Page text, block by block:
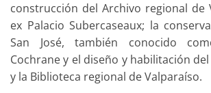
construcción del Archivo regional de
ex Palacio Subercaseaux; la
San José, también conocido
Cochrane y el diseño y habilitación
y la Biblioteca regional de Valparaíso.